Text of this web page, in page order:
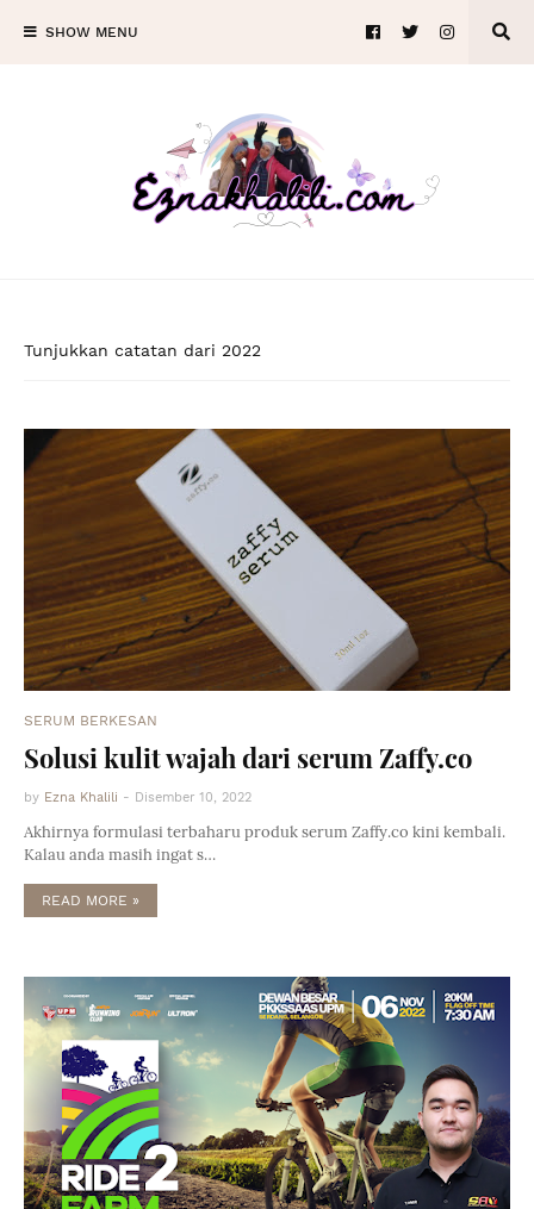
SHOW MENU
Tunjukkan catatan dari 2022
SERUM BERKESAN
Solusi kulit wajah dari serum Zaffy.co
by Ezna Khalili - Disember 10, 2022
Akhirnya formulasi terbaharu produk serum Zaffy.co kini kembali.
Kalau anda masih ingat s…
READ MORE »